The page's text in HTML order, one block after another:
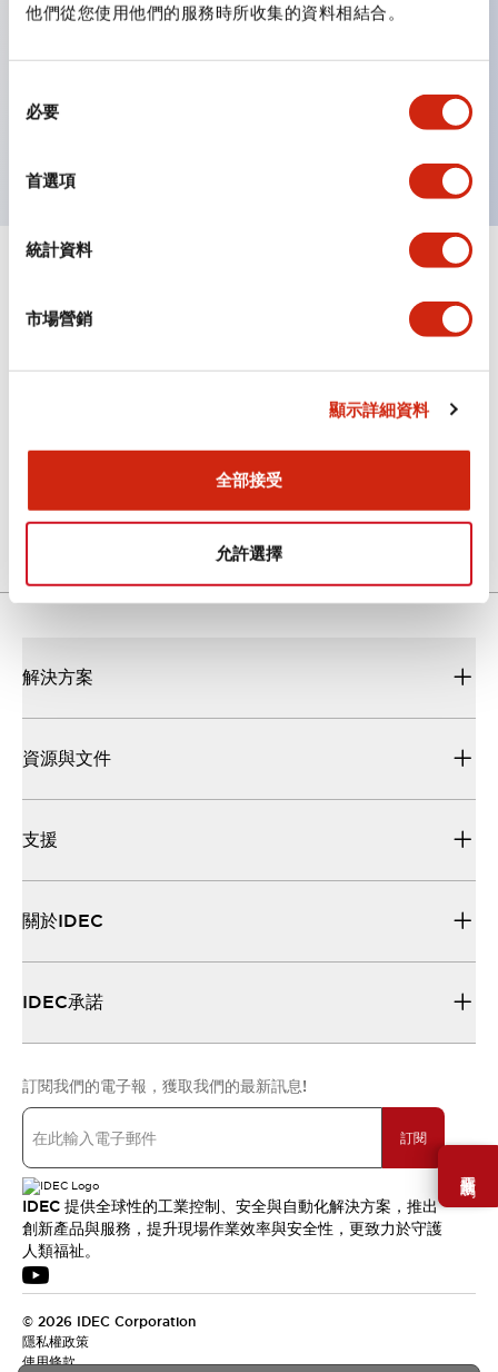
他們從您使用他們的服務時所收集的資料相結合。
必要
首選項
統計資料
市場營銷
顯示詳細資料
全部接受
允許選擇
需要幫助嗎？
LED 或白熾燈照明
向下傾斜的視窗增強從下方的可視性
技術文件
369.76KB
解決方案
資源與文件
支援
關於IDEC
IDEC承諾
訂閱我們的電子報，獲取我們的最新訊息!
訂閱
IDEC 提供全球性的工業控制、安全與自動化解決方案，推出
創新產品與服務，提升現場作業效率與安全性，更致力於守護
人類福祉。
© 2026 IDEC Corporation
隱私權政策
使用條款